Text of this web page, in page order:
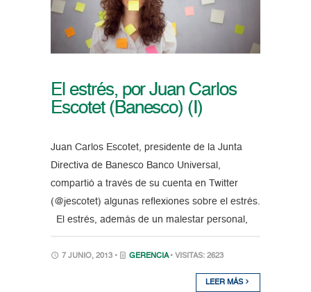
El estrés, por Juan Carlos
Escotet (Banesco) (I)
Juan Carlos Escotet, presidente de la Junta
Directiva de Banesco Banco Universal,
compartió a través de su cuenta en Twitter
(@jescotet) algunas reflexiones sobre el estrés.
El estrés, además de un malestar personal,
7 JUNIO, 2013 • GERENCIA • VISITAS: 2623
LEER MÁS